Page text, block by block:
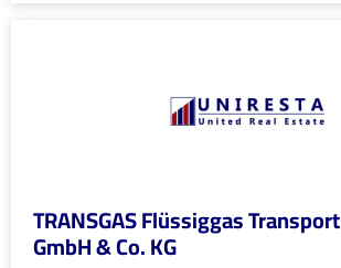
TRANSGAS Flüssiggas
GmbH & Co. KG